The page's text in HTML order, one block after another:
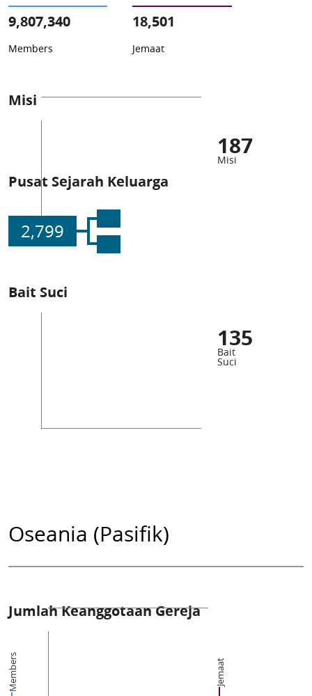
9,807,340
Members
18,501
Jemaat
Misi
187
Misi
Pusat Sejarah Keluarga
2,799
Bait Suci
135
Bait
Suci
Oseania (Pasifik)
Jumlah Keanggotaan Gereja
Members Jemaat